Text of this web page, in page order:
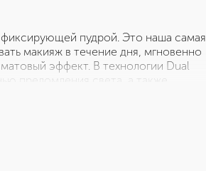
пудрой. Это наша самая
макияж в течение дня, мгновенно
эффект. В технологии Dual
преломления света, а также